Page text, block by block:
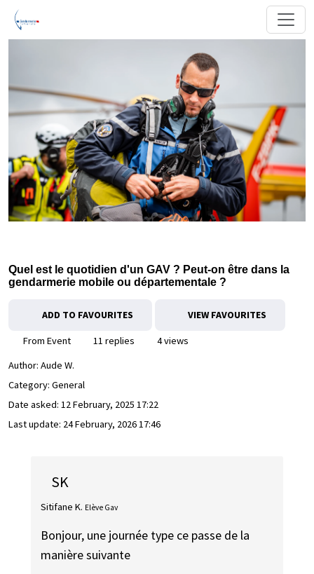
Quel est le quotidien d'un GAV ? Peut-on être dans la
gendarmerie mobile ou départementale ?
ADD TO FAVOURITES VIEW FAVOURITES
From Event 11 replies
4 views
Author: Aude W.
Category: General
Date asked: 12 February, 2025 17:22
Last update: 24 February, 2026 17:46
SK
Sitifane K. Elève Gav
Bonjour, une journée type ce passe de la
manière suivante